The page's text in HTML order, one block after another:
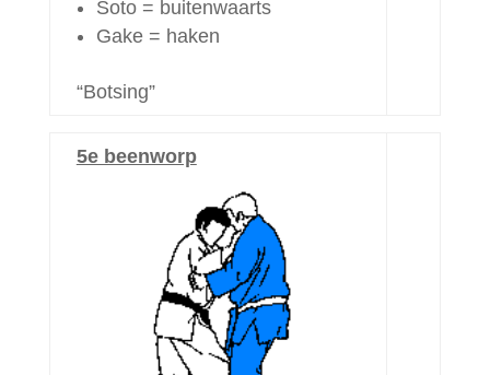
Soto = buitenwaarts
Gake = haken
“Botsing”
5e beenworp